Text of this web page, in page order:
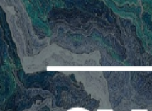
PTEN
← Todos os posts
Filtrando por tag